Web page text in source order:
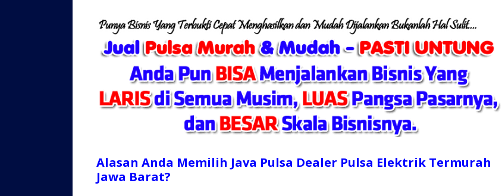
Alasan Anda Memilih Java Pulsa Dealer Pulsa Elektrik Termurah
Jawa Barat?